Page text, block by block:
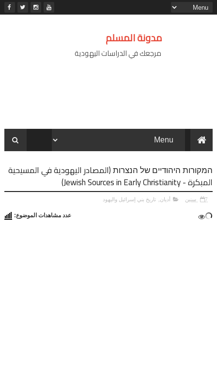
مدونة المسلم
مرجعك في الدراسات اليهودية
המקורות היהודיים של הנצרות (المصادر اليهودية في المسيحية
المبكرة - Jewish Sources in Early Christianity)
7 سنين أديان تاريخ بني إسرائيل واليهود
عدد مشاهدات الموضوع: